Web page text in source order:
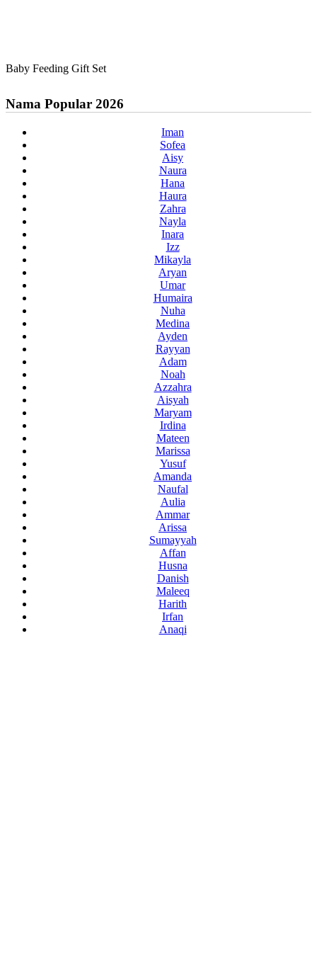
Baby Feeding Gift Set
Nama Popular 2026
Iman
Sofea
Aisy
Naura
Hana
Haura
Zahra
Nayla
Inara
Izz
Mikayla
Aryan
Umar
Humaira
Nuha
Medina
Ayden
Rayyan
Adam
Noah
Azzahra
Aisyah
Maryam
Irdina
Mateen
Marissa
Yusuf
Amanda
Naufal
Aulia
Ammar
Arissa
Sumayyah
Affan
Husna
Danish
Maleeq
Harith
Irfan
Anaqi